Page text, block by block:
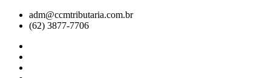
adm@ccmtributaria.com.br
(62) 3877-7706